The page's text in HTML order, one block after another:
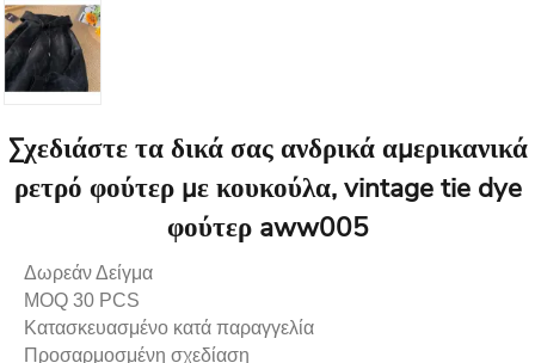
Σχεδιάστε τα δικά σας ανδρικά αμερικανικά
ρετρό φούτερ με κουκούλα, vintage tie dye
φούτερ aww005
Δωρεάν Δείγμα
MOQ 30 PCS
Κατασκευασμένο κατά παραγγελία
Προσαρμοσμένη σχεδίαση